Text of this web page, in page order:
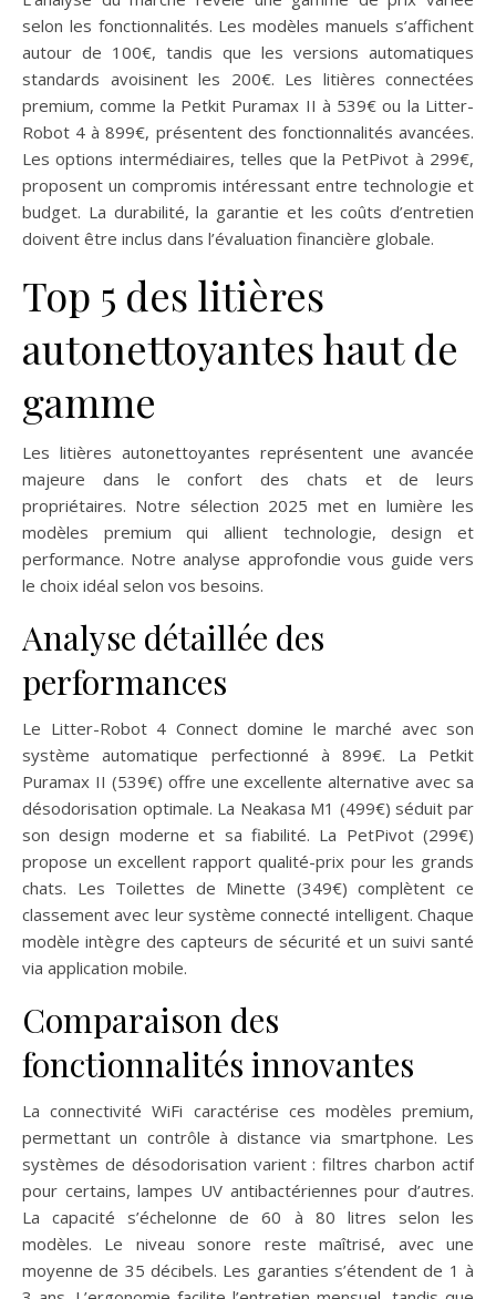
selon les fonctionnalités. Les modèles manuels s’affichent
autour de 100€, tandis que les versions automatiques
standards avoisinent les 200€. Les litières connectées
premium, comme la Petkit Puramax II à 539€ ou la Litter-
Robot 4 à 899€, présentent des fonctionnalités avancées.
Les options intermédiaires, telles que la PetPivot à 299€,
proposent un compromis intéressant entre technologie et
budget. La durabilité, la garantie et les coûts d’entretien
doivent être inclus dans l’évaluation financière globale.
Top 5 des litières
autonettoyantes haut de
gamme
Les litières autonettoyantes représentent une avancée
majeure dans le confort des chats et de leurs
propriétaires. Notre sélection 2025 met en lumière les
modèles premium qui allient technologie, design et
performance. Notre analyse approfondie vous guide vers
le choix idéal selon vos besoins.
Analyse détaillée des
performances
Le Litter-Robot 4 Connect domine le marché avec son
système automatique perfectionné à 899€. La Petkit
Puramax II (539€) offre une excellente alternative avec sa
désodorisation optimale. La Neakasa M1 (499€) séduit par
son design moderne et sa fiabilité. La PetPivot (299€)
propose un excellent rapport qualité-prix pour les grands
chats. Les Toilettes de Minette (349€) complètent ce
classement avec leur système connecté intelligent. Chaque
modèle intègre des capteurs de sécurité et un suivi santé
via application mobile.
Comparaison des
fonctionnalités innovantes
La connectivité WiFi caractérise ces modèles premium,
permettant un contrôle à distance via smartphone. Les
systèmes de désodorisation varient : filtres charbon actif
pour certains, lampes UV antibactériennes pour d’autres.
La capacité s’échelonne de 60 à 80 litres selon les
modèles. Le niveau sonore reste maîtrisé, avec une
moyenne de 35 décibels. Les garanties s’étendent de 1 à